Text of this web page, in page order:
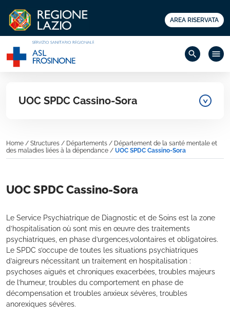
AREA RISERVATA
search menu
UOC SPDC Cassino-Sora
Home / Structures / Départements / Département de la santé mentale et
des maladies liées à la dépendance / UOC SPDC Cassino-Sora
UOC SPDC Cassino-Sora
Le Service Psychiatrique de Diagnostic et de Soins est la zone
d’hospitalisation où sont mis en œuvre des traitements
psychiatriques, en phase d’urgences,volontaires et obligatoires.
Le SPDC s’occupe de toutes les situations psychiatriques
d’aigreurs nécessitant un traitement en hospitalisation :
psychoses aiguës et chroniques exacerbées, troubles majeurs
de l’humeur, troubles du comportement en phase de
décompensation et troubles anxieux sévères, troubles
anorexiques sévères.